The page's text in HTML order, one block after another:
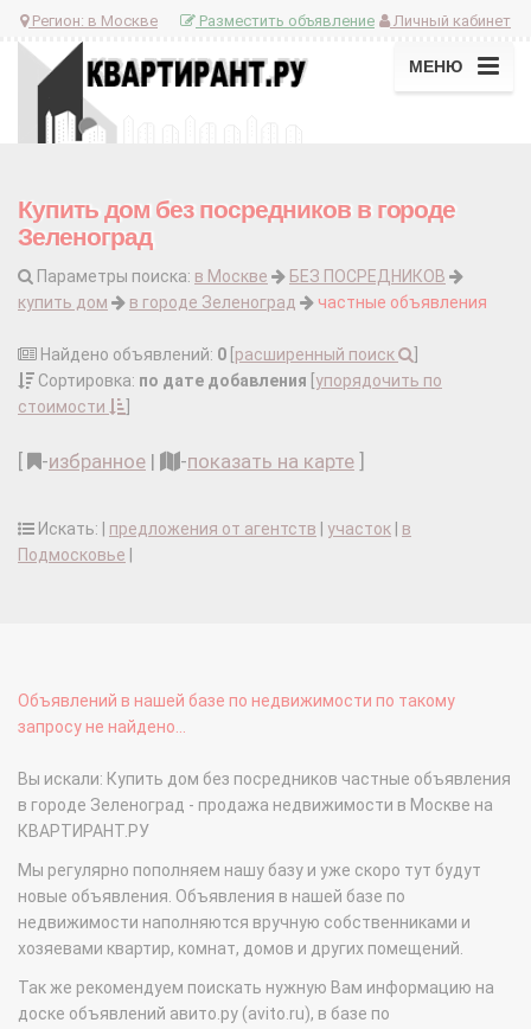
Регион: в Москве Личный кабинет
Разместить объявление
МЕНЮ
Купить дом без посредников в городе
Зеленоград
Параметры поиска: в Москве
БЕЗ ПОСРЕДНИКОВ
купить дом
в городе Зеленоград частные объявления
Найдено объявлений: 0 расширенный поиск
Сортировка: по дате добавления упорядочить по
стоимости
-избранное | -показать на карте
Искать: | предложения от агентств участок
в
Подмосковье
Объявлений в нашей базе по недвижимости по такому
запросу не найдено...
Вы искали: Купить дом без посредников частные объявления
в городе Зеленоград - продажа недвижимости в Москве на
КВАРТИРАНТ.РУ
Мы регулярно пополняем нашу базу и уже скоро тут будут
новые объявления. Объявления в нашей базе по
недвижимости наполняются вручную собственниками и
хозяевами квартир, комнат, домов и других помещений.
Так же рекомендуем поискать нужную Вам информацию на
доске объявлений авито.ру (avito.ru), в базе по